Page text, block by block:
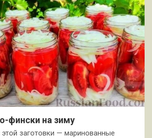
фински на зиму
заготовки — маринованные